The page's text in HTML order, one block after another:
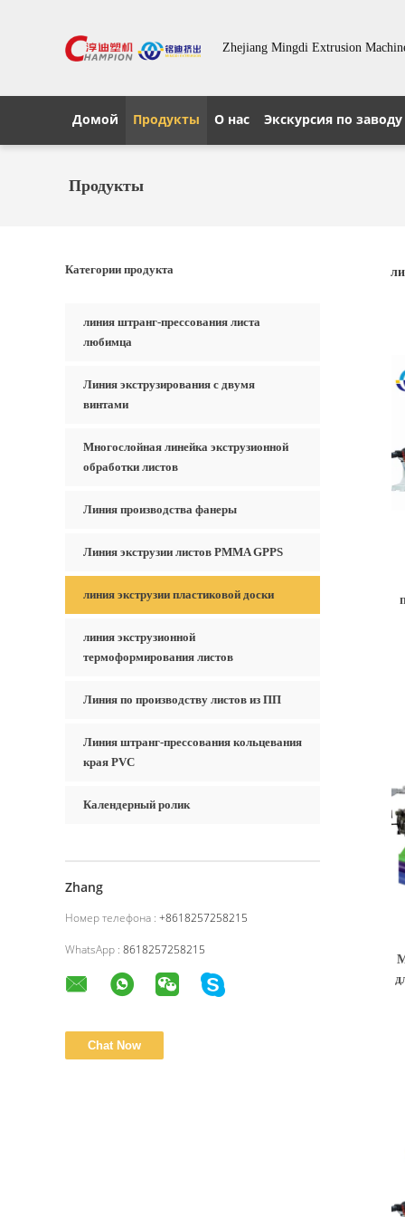
Zhejiang Mingdi Extrusion
Домой Продукты О нас Экскурсия по заводу
Продукты
Категории продукта
линия штранг-прессования листа
любимца
Линия экструзирования с двумя
винтами
Многослойная линейка экструзионной
обработки листов
Линия производства фанеры
Линия экструзии листов PMMA GPPS
линия экструзии пластиковой доски
линия экструзионной
термоформирования листов
Линия по производству листов из ПП
Линия штранг-прессования кольцевания
края PVC
Календерный ролик
Zhang
Номер телефона : +8618257258215
WhatsApp : 8618257258215